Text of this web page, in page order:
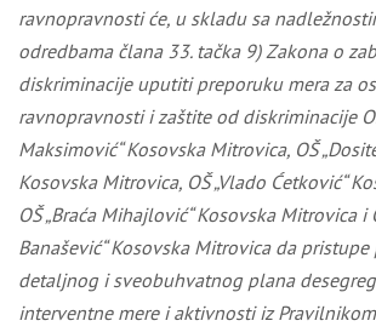
ravnopravnosti će, u skladu sa
odredbama člana 33. tačka 9) Zakona o
diskriminacije uputiti preporuku mera za
ravnopravnosti i zaštite od diskriminacije
Maksimović“ Kosovska Mitrovica, OŠ
Kosovska Mitrovica, OŠ „Vlado Ćetković“
OŠ „Braća Mihajlović“ Kosovska Mitrovica i
Banašević“ Kosovska Mitrovica da pristupe
detaljnog i sveobuhvatnog plana
interventne mere i aktivnosti iz